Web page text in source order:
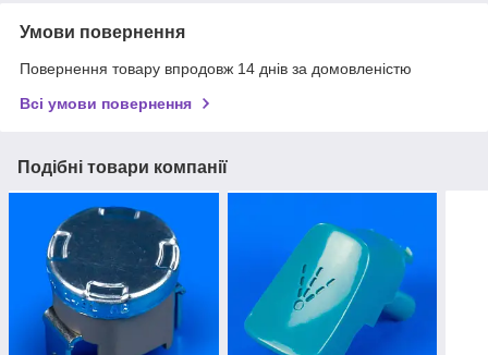
Умови повернення
Повернення товару впродовж 14 днів за домовленістю
Всі умови повернення
Подібні товари компанії